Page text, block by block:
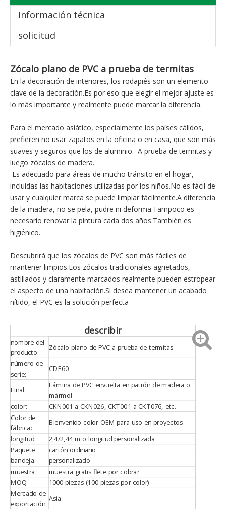
Información técnica
solicitud
Zócalo plano de PVC a prueba de termitas
En la decoración de interiores, los rodapiés son un elemento
clave de la decoración.Es por eso que elegir el mejor ajuste es
lo más importante y realmente puede marcar la diferencia.
Para el mercado asiático, especialmente los países cálidos,
prefieren no usar zapatos en la oficina o en casa, que son más
suaves y seguros que los de aluminio. A prueba de termitas y
luego zócalos de madera.
Es adecuado para áreas de mucho tránsito en el hogar,
incluidas las habitaciones utilizadas por los niños.No es fácil de
usar y cualquier marca se puede limpiar fácilmente.A diferencia
de la madera, no se pela, pudre ni deforma.Tampoco es
necesario renovar la pintura cada dos años.También es
higiénico.
Descubrirá que los zócalos de PVC son más fáciles de
mantener limpios.Los zócalos tradicionales agrietados,
astillados y claramente marcados realmente pueden estropear
el aspecto de una habitación.Si desea mantener un acabado
nítido, el PVC es la solución perfecta
describir
nombre del
producto:
Zócalo plano de PVC a prueba de termitas
número de
serie:
CDF60
Final:
Lámina de PVC envuelta en patrón de madera o
mármol
color:
CKN001 a CKN026, CKT001 a CKT076, etc.
Color de
fábrica:
Bienvenido color OEM para uso en proyectos
longitud:
2,4/2,44 m o longitud personalizada
Paquete:
cartón ordinario
bandeja: personalizado
muestra: muestra gratis flete por cobrar
MOQ: 1000 piezas (100 piezas por color)
Mercado de
exportación:
Asia